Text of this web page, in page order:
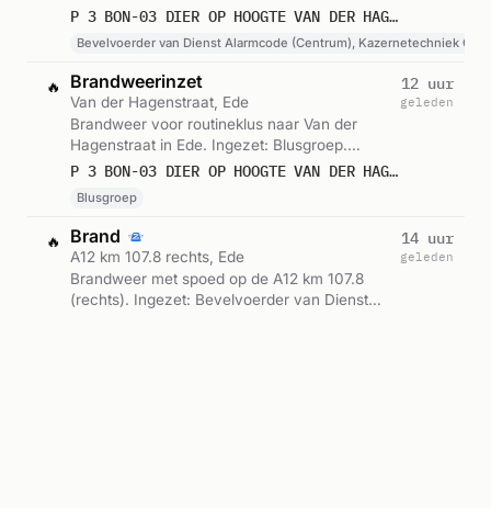
Dienst Alarmcode (Centrum), KazernetechniekP 3 BON-03 DIER OP HOOGTE VAN DER HAGENSTRAAT EDE 072751
Bevelvoerder van Dienst Alarmcode (Centrum), Kazernetechniek
🔥 Brandweerinzet
Van der Hagenstraat, Ede
Brandweer voor routineklus naar Van der
Hagenstraat in Ede. Ingezet: Blusgroep.
Gemeld om 18:42.
P 3 BON-03 DIER OP HOOGTE VAN DER HAGENSTRAAT EDE 072831
Blusgroep
12 uur
geleden
🔥 Brand
A12 km 107.8 rechts, Ede
Brandweer met spoed op de A12 km 107.8
(rechts). Ingezet: Bevelvoerder van Dienst
14 uur
geleden